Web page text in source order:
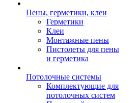
Пены, герметики, клеи
Герметики
Клеи
Монтажные пены
Пистолеты для пены
и герметика
Потолочные системы
Комплектующие для
потолочных систем